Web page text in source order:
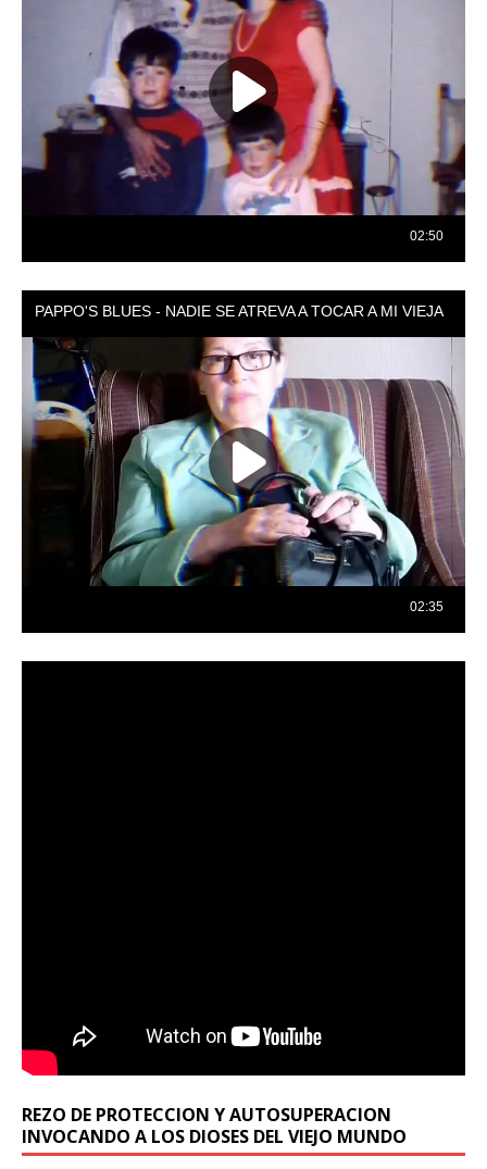
REZO DE PROTECCION Y AUTOSUPERACION
INVOCANDO A LOS DIOSES DEL VIEJO MUNDO